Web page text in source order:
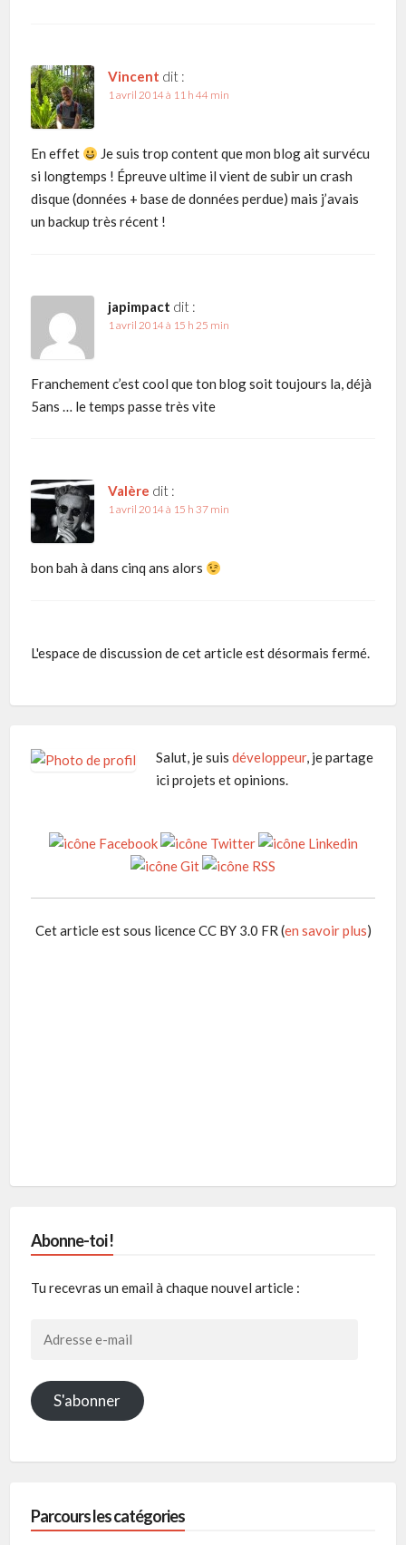
Vincent dit :
1 avril 2014 à 11 h 44 min
En effet
Je suis trop content que mon blog ait survécu
si longtemps ! Épreuve ultime il vient de subir un crash
disque (données + base de données perdue) mais j’avais
un backup très récent !
japimpact dit :
1 avril 2014 à 15 h 25 min
Franchement c’est cool que ton blog soit toujours la, déjà
5ans … le temps passe très vite
Valère dit :
1 avril 2014 à 15 h 37 min
bon bah à dans cinq ans alors
L'espace de discussion de cet article est désormais fermé.
Salut, je suisdéveloppeur, je partage
ici projets et opinions.
Cet article est sous licence CC BY 3.0 FR (en savoir plus)
Abonne-toi !
Tu recevras un email à chaque nouvel article :
S'abonner
Parcours les catégories